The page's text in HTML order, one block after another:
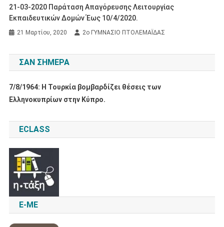
21-03-2020 Παράταση Απαγόρευσης Λειτουργίας
Εκπαιδευτικών Δομών Έως 10/4/2020.
21 Μαρτίου, 2020 2ο ΓΥΜΝΑΣΙΟ ΠΤΟΛΕΜΑΪΔΑΣ
ΣΑΝ ΣΉΜΕΡΑ
7/8/1964: Η Τουρκία βομβαρδίζει θέσεις των
Ελληνοκυπρίων στην Κύπρο.
ECLASS
E-ME